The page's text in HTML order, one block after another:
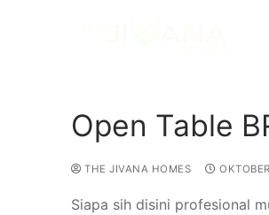
Open Table
THE JIVANA HOMES
Siapa sih disini profesional